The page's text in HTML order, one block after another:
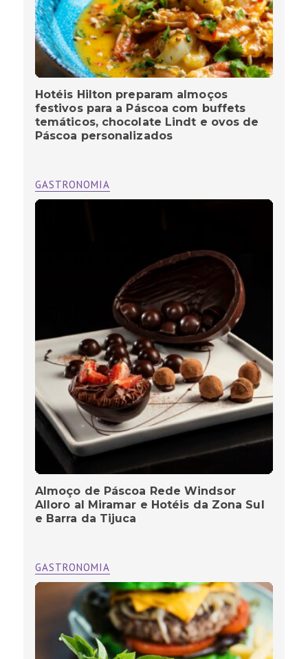
Hotéis Hilton preparam almoços
festivos para a Páscoa com buffets
temáticos, chocolate Lindt e ovos de
Páscoa personalizados
GASTRONOMIA
Almoço de Páscoa Rede Windsor
Alloro al Miramar e Hotéis da Zona Sul
e Barra da Tijuca
GASTRONOMIA